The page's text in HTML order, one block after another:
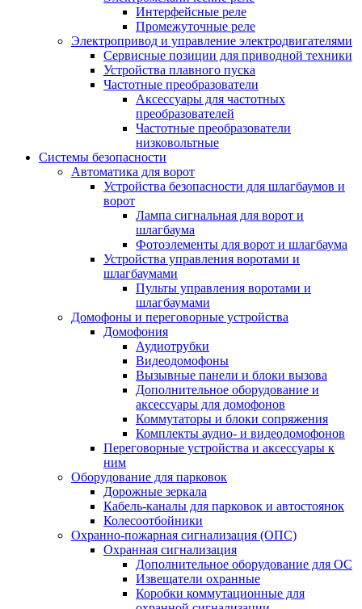
Интерфейсные реле
Промежуточные реле
Электропривод и управление электродвигателями
Сервисные позиции для приводной техники
Устройства плавного пуска
Частотные преобразователи
Аксессуары для частотных
преобразователей
Частотные преобразователи
низковольтные
Системы безопасности
Автоматика для ворот
Устройства безопасности для шлагбаумов и
ворот
Лампа сигнальная для ворот и
шлагбаума
Фотоэлементы для ворот и шлагбаума
Устройства управления воротами и
шлагбаумами
Пульты управления воротами и
шлагбаумами
Домофоны и переговорные устройства
Домофония
Аудиотрубки
Видеодомофоны
Вызывные панели и блоки вызова
Дополнительное оборудование и
аксессуары для домофонов
Коммутаторы и блоки сопряжения
Комплекты аудио- и видеодомофонов
Переговорные устройства и аксессуары к
ним
Оборудование для парковок
Дорожные зеркала
Кабель-каналы для парковок и автостоянок
Колесоотбойники
Охранно-пожарная сигнализация (ОПС)
Охранная сигнализация
Дополнительное оборудование для ОС
Извещатели охранные
Коробки коммутационные для